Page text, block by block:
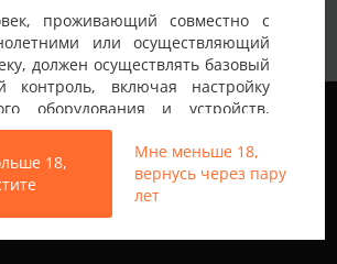
проживающий совместно с
или осуществляющий
должен осуществлять базовый
контроль, включая настройку
оборудования и устройств,
обеспечения или
услуг фильтрации от провайдера,
доступ
к неподходящему
18,
Мне меньше 18,
вернусь через пару
лет
защищены © 2013-2026
не только в Украине
cookie, чтобы обеспечить
работы на нашем сайте.
о том, какие файлы cookie мы
отключить их можно в разделе